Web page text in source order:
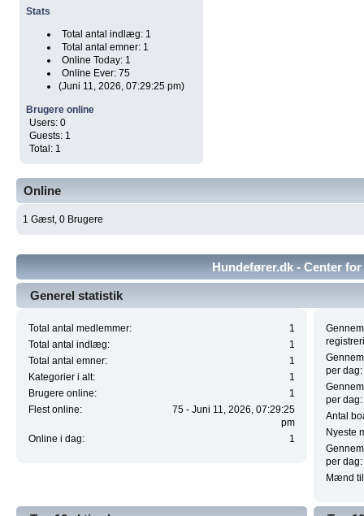
Stats
Total antal indlæg: 1
Total antal emner: 1
Online Today: 1
Online Ever: 75
(Juni 11, 2026, 07:29:25 pm)
Brugere online
Users: 0
Guests: 1
Total: 1
Online
1 Gæst, 0 Brugere
Hundefører.dk - Center
Generel statistik
Total antal medlemmer:
1
Total antal indlæg:
1
Total antal emner:
1
Kategorier i alt:
1
Brugere online:
1
Flest online:
75 - Juni 11, 2026, 07:29:25
pm
Online i dag:
1
per dag:
per dag:
Antal
Nyeste
per dag:
Mænd